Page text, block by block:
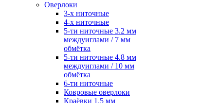
Оверлоки
3-х ниточные
4-х ниточные
5-ти ниточные 3.2 мм
междуиглами / 7 мм
обмётка
5-ти ниточные 4.8 мм
междуиглами / 10 мм
обмётка
6-ти ниточные
Ковровые оверлоки
Краёвки 1.5 мм